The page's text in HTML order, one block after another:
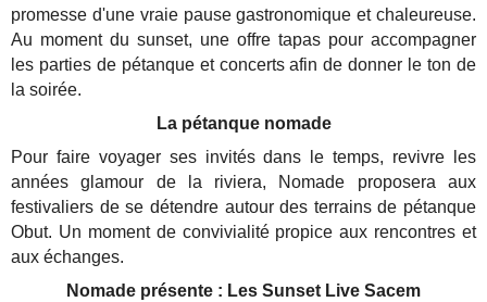
promesse d'une vraie pause gastronomique et chaleureuse.
Au moment du sunset, une offre tapas pour accompagner
les parties de pétanque et concerts afin de donner le ton de
la soirée.
La pétanque nomade
Pour faire voyager ses invités dans le temps, revivre les
années glamour de la riviera, Nomade proposera aux
festivaliers de se détendre autour des terrains de pétanque
Obut. Un moment de convivialité propice aux rencontres et
aux échanges.
Nomade présente : Les Sunset Live Sacem